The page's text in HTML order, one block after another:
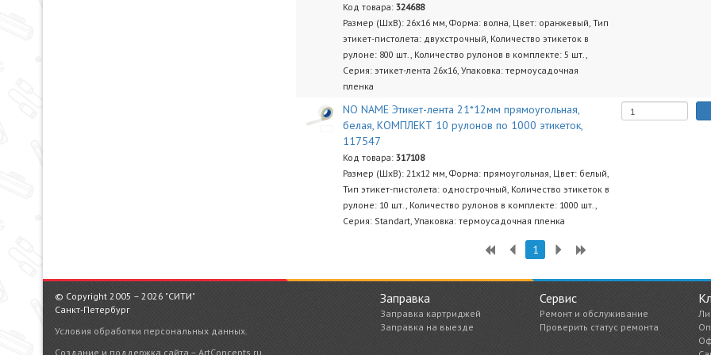
Код товара:324688
Размер (ШхВ): 26х16 мм, Форма: волна, Цвет: оранжевый, Тип
этикет-пистолета: двухстрочный, Количество этикеток в
рулоне: 800 шт., Количество рулонов в комплекте: 5 шт.,
Серия: этикет-лента 26х16, Упаковка: термоусадочная
пленка
NO NAME Этикет-лента 21*12мм прямоугольная,
белая, КОМПЛЕКТ 10 рулонов по 1000 этикеток,
117547
Код товара:317108
Размер (ШхВ): 21х12 мм, Форма: прямоугольная, Цвет: белый,
Тип этикет-пистолета: однострочный, Количество этикеток в
рулоне: 10 шт., Количество рулонов в комплекте: 1000 шт.,
Серия: Standart, Упаковка: термоусадочная пленка
1
Заправка
Заправка картриджей
Заправка на выезде
Сервис
Ремонт и обслуживание
Проверить статус ремонта
© Copyright 2005 – 2026 "СИТИ"
Санкт-Петербург
Условия обработки персональных данных.
Создание и поддержка сайта – ArtConcepts.ru